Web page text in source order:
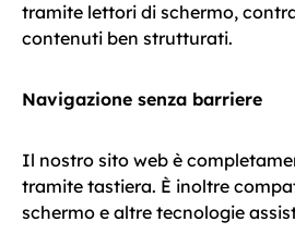
tramite lettori di schermo,
contenuti ben strutturati.
Navigazione senza barriere
Il nostro sito web è
tramite tastiera. È inoltre
schermo e altre tecnologie